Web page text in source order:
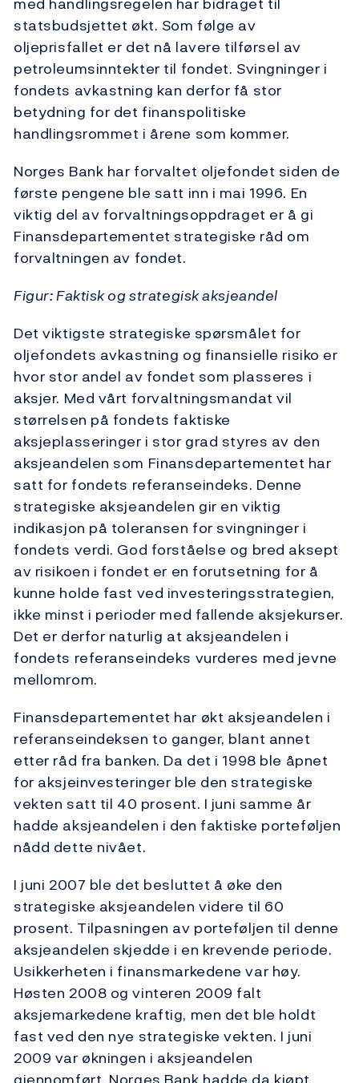
statsbudsjettet økt. Som følge av
oljeprisfallet er det nå lavere tilførsel av
petroleumsinntekter til fondet. Svingninger i
fondets avkastning kan derfor få stor
betydning for det finanspolitiske
handlingsrommet i årene som kommer.
Norges Bank har forvaltet oljefondet siden de
første pengene ble satt inn i mai 1996. En
viktig del av forvaltningsoppdraget er å gi
Finansdepartementet strategiske råd om
forvaltningen av fondet.
Figur: Faktisk og strategisk aksjeandel
Det viktigste strategiske spørsmålet for
oljefondets avkastning og finansielle risiko er
hvor stor andel av fondet som plasseres i
aksjer. Med vårt forvaltningsmandat vil
størrelsen på fondets faktiske
aksjeplasseringer i stor grad styres av den
aksjeandelen som Finansdepartementet har
satt for fondets referanseindeks. Denne
strategiske aksjeandelen gir en viktig
indikasjon på toleransen for svingninger i
fondets verdi. God forståelse og bred aksept
av risikoen i fondet er en forutsetning for å
kunne holde fast ved investeringsstrategien,
ikke minst i perioder med fallende aksjekurser.
Det er derfor naturlig at aksjeandelen i
fondets referanseindeks vurderes med jevne
mellomrom.
Finansdepartementet har økt aksjeandelen i
referanseindeksen to ganger, blant annet
etter råd fra banken. Da det i 1998 ble åpnet
for aksjeinvesteringer ble den strategiske
vekten satt til 40 prosent. I juni samme år
hadde aksjeandelen i den faktiske porteføljen
nådd dette nivået.
I juni 2007 ble det besluttet å øke den
strategiske aksjeandelen videre til 60
prosent. Tilpasningen av porteføljen til denne
aksjeandelen skjedde i en krevende periode.
Usikkerheten i finansmarkedene var høy.
Høsten 2008 og vinteren 2009 falt
aksjemarkedene kraftig, men det ble holdt
fast ved den nye strategiske vekten. I juni
2009 var økningen i aksjeandelen